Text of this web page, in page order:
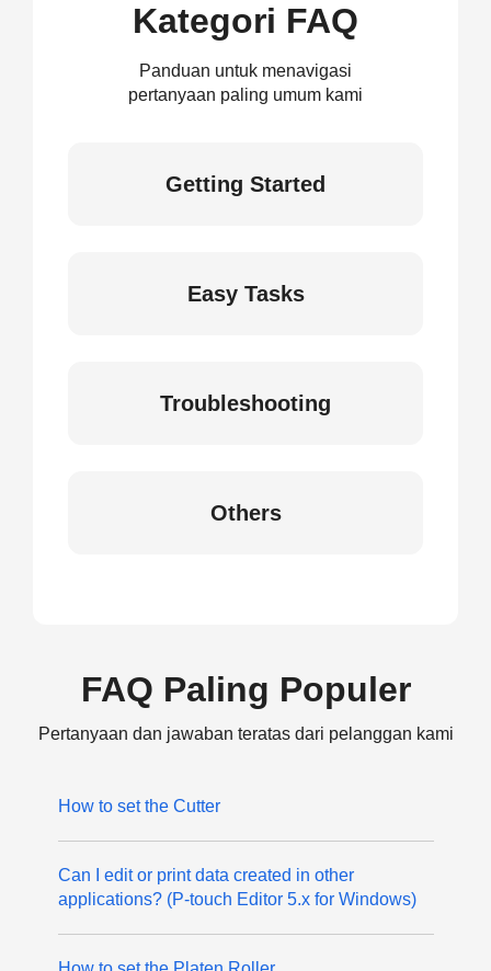
Kategori FAQ
Panduan untuk menavigasi
pertanyaan paling umum kami
Getting Started
Easy Tasks
Troubleshooting
Others
FAQ Paling Populer
Pertanyaan dan jawaban teratas dari pelanggan kami
How to set the Cutter
Can I edit or print data created in other
applications? (P-touch Editor 5.x for Windows)